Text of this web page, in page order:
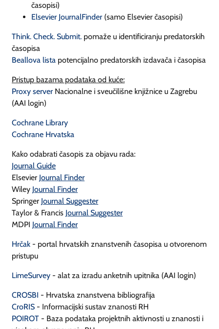
časopisi)
Elsevier JournalFinder (samo Elsevier časopisi)
Think. Check. Submit. pomaže u identificiranju predatorskih
časopisa
Beallova lista potencijalno predatorskih izdavača i časopisa
Pristup bazama podataka od kuće:
Proxy server Nacionalne i sveučilišne knjižnice u Zagrebu
(AAI login)
Cochrane Library
Cochrane Hrvatska
Kako odabrati časopis za objavu rada:
Journal Guide
Elsevier Journal Finder
Wiley Journal Finder
Springer Journal Suggester
Taylor & Francis Journal Suggester
MDPI Journal Finder
Hrčak - portal hrvatskih znanstvenih časopisa u otvorenom
pristupu
LimeSurvey - alat za izradu anketnih upitnika (AAI login)
CROSBI - Hrvatska znanstvena bibliografija
CroRIS - Informacijski sustav znanosti RH
POIROT - Baza podataka projektnih aktivnosti u znanosti i